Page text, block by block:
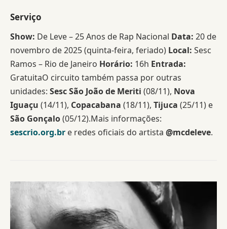
Serviço
Show: De Leve – 25 Anos de Rap Nacional Data: 20 de
novembro de 2025 (quinta-feira, feriado) Local: Sesc
Ramos – Rio de Janeiro Horário: 16h Entrada:
GratuitaO circuito também passa por outras
unidades: Sesc São João de Meriti (08/11), Nova
Iguaçu (14/11), Copacabana (18/11), Tijuca (25/11) e
São Gonçalo(05/12).Mais informações:
sescrio.org.br e redes oficiais do artista @mcdeleve.